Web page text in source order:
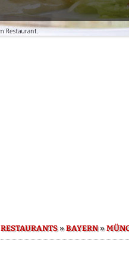
RESTAURANTS»BAYERN»